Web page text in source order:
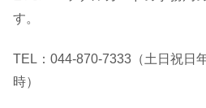
す。
TEL：044-870-7333（土日祝日
時）